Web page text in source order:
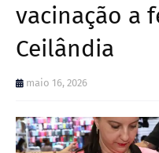
vacinação a
Ceilândia
maio 16, 2026